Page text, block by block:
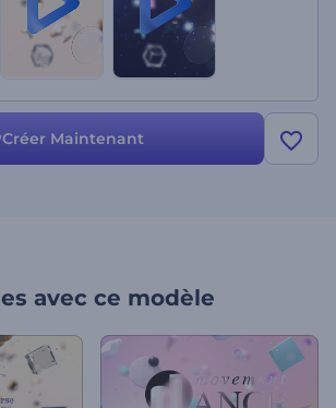
Créer Maintenant
avec ce modèle